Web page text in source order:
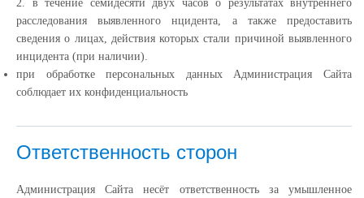
2. в течение семидесяти двух часов о результатах внутреннего
расследования выявленного нцидента, а также предоставить
сведения о лицах, действия которых стали причиной выявленного
инцидента (при наличии).
при обработке персональных данных Администрация Сайта
соблюдает их конфиденциальность
Ответственность сторон
Администрация Сайта несёт ответственность за умышленное